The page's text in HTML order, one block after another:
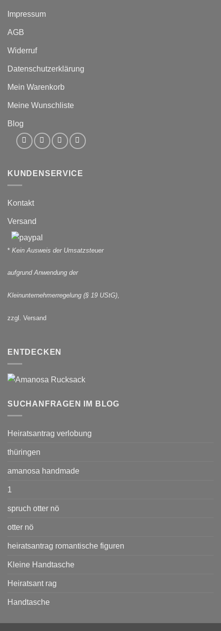
Impressum
AGB
Widerruf
Datenschutzerklärung
Mein Warenkorb
Meine Wunschliste
Blog
KUNDENSERVICE
Kontakt
Versand
* Kein Ausweis der Umsatzsteuer
aufgrund Anwendung der
Kleinunternehmerregelung (§ 19 UStG),
zzgl. Versand
ENTDECKEN
SUCHANFRAGEN IM BLOG
Heiratsantrag verlobung
thüringen
amanosa handmade
1
spruch otter nö
otter nö
heiratsantrag romantische figuren
Kleine Handtasche
Heiratsant rag
Handtasche